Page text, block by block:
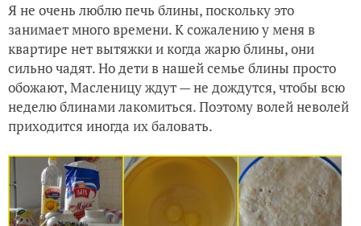
Я не очень люблю печь блины, поскольку это
занимает много времени. К сожалению у меня в
квартире нет вытяжки и когда жарю блины, они
сильно чадят. Но дети в нашей семье блины просто
обожают, Масленицу ждут — не дождутся, чтобы всю
неделю блинами лакомиться. Поэтому волей неволей
приходится иногда их баловать.